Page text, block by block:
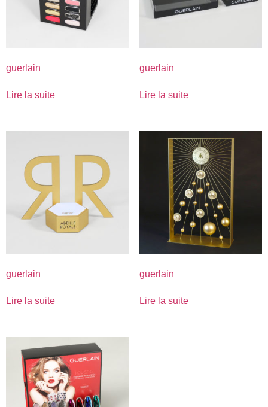
guerlain
Lire la suite
guerlain
Lire la suite
guerlain
Lire la suite
guerlain
Lire la suite